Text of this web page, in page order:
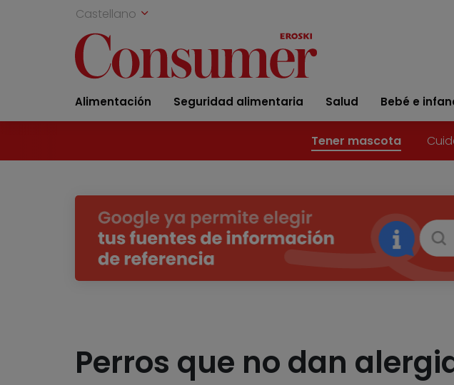
Castellano
Alimentación Seguridad alimentaria Salud Bebé e
Tener mascota
Perros que no dan